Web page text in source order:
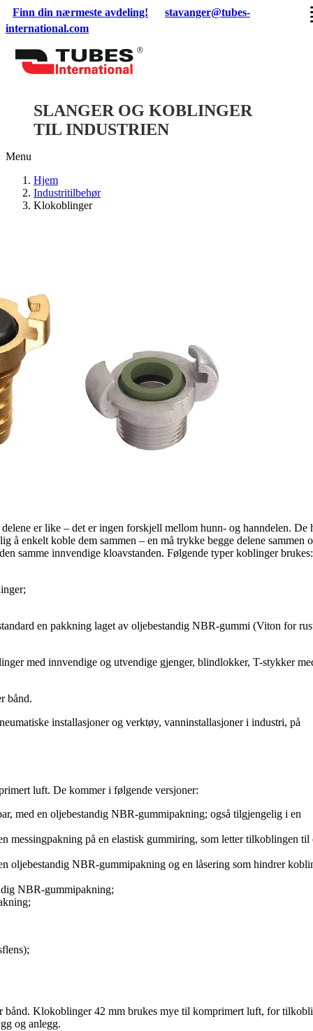
Skip
to
content
Finn din nærmeste avdeling!
stavanger@tubes-
international.com
SLANGER OG KOBLINGER
TIL INDUSTRIEN
Menu
Hjem
Industritilbehør
Klokoblinger
er like – det er ingen forskjell mellom hunn- og hanndelen. De
å enkelt koble dem sammen – en må trykke begge delene sammen
samme innvendige kloavstanden. Følgende typer koblinger brukes:
en pakkning laget av oljebestandig NBR-gummi (Viton for
med innvendige og utvendige gjenger, blindlokker, T-stykker
bånd.
installasjoner og verktøy, vanninstallasjoner i industri, på
luft. De kommer i følgende versjoner:
med en oljebestandig NBR-gummipakning; også tilgjengelig i en
messingpakning på en elastisk gummiring, som letter tilkoblingen til
oljebestandig NBR-gummipakning og en låsering som hindrer
NBR-gummipakning;
bånd. Klokoblinger 42 mm brukes mye til komprimert luft, for
og anlegg.